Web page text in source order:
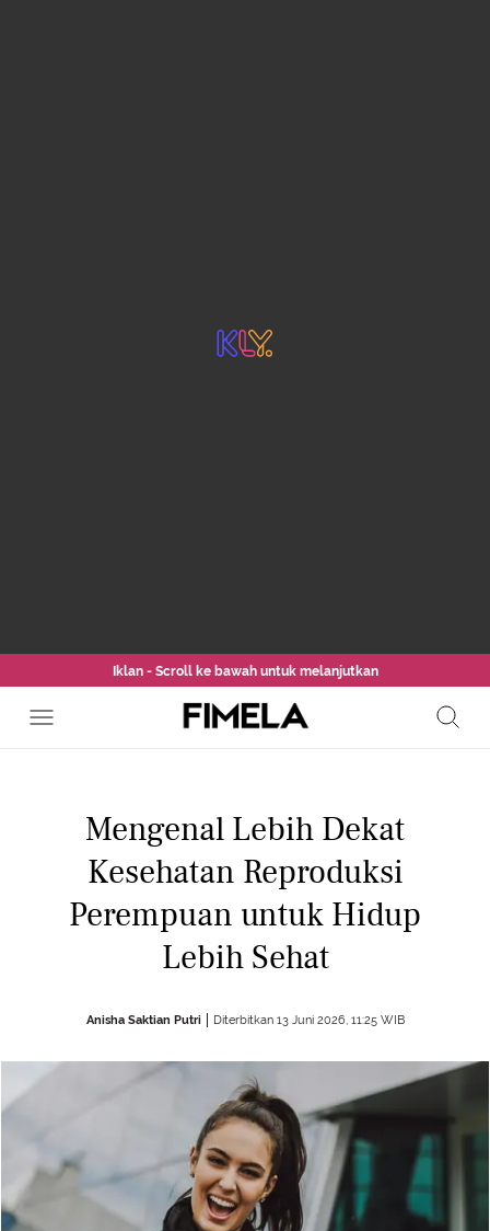
Iklan - Scroll ke bawah untuk melanjutkan
Mengenal Lebih Dekat
Kesehatan Reproduksi
Perempuan untuk Hidup
Lebih Sehat
Anisha Saktian Putri Diterbitkan 13 Juni 2026, 11:25 WIB